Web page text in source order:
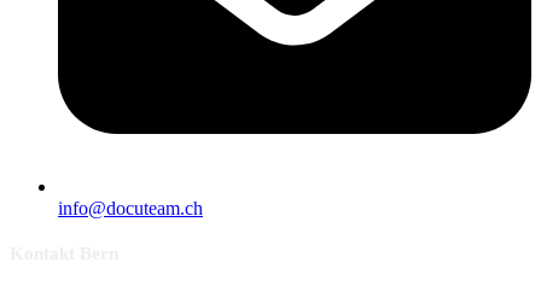
info@docuteam.ch